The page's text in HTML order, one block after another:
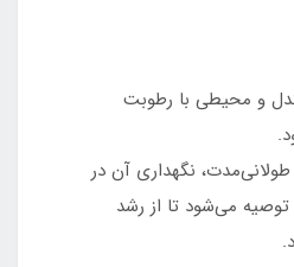
و محیطی با رطوبت
نگهداری آن در
می‌شود تا از رشد